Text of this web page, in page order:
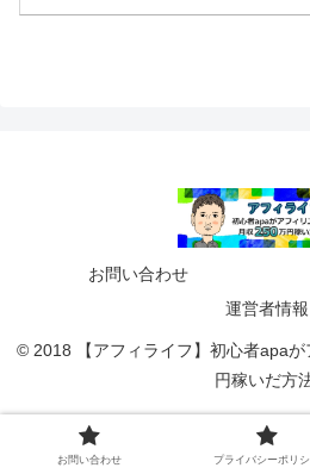
お問い合わせ
運営者情報
© 2018 【アフィライフ】初心者apa
円稼いだ方
お問い合わせ プライバシーポリ